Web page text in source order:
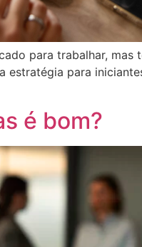
para trabalhar,
para
é bom?